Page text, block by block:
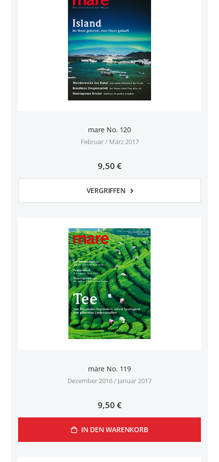
mare No. 120
Februar / März 2017
9,50 €
VERGRIFFEN
mare No. 119
Dezember 2016 / Januar 2017
9,50 €
IN DEN WARENKORB